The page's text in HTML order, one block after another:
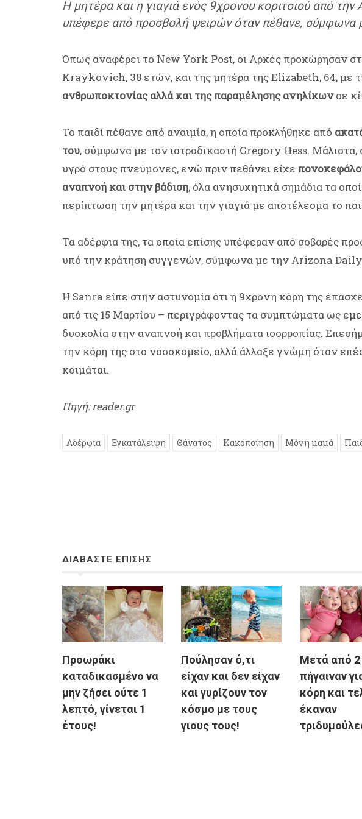
H μητέρα και η γιαγιά ενός 9χρονου κοριτσιού από
υπέφερε από προσβολή ψειρών όταν πέθανε, σύμφωνα
Όπως αναφέρει το New York Post, οι Αρχές προχώρησαν
Kraykovich, 38 ετών, και της μητέρα της Elizabeth, 64, με
ανθρωποκτονίας αλλά και της παραμέλησης ανηλίκωνσε
Το παιδί πέθανε από αναιμία, η οποία προκλήθηκε από
του, σύμφωνα με τον ιατροδικαστή Gregory Hess. Μάλιστα,
υγρό στους πνεύμονες, ενώ πριν πεθάνει είχε
αναπνοή και στην βάδιση, όλα ανησυχητικά σημάδια τα
περίπτωση την μητέρα και την γιαγιά με αποτέλεσμα το
Τα αδέρφια της, τα οποία επίσης υπέφεραν από σοβαρές
υπό την κράτηση συγγενών, σύμφωνα με την Arizona
Η Sanra είπε στην αστυνομία ότι η 9χρονη κόρη της
από τις 15 Μαρτίου – περιγράφοντας τα συμπτώματα ως
δυσκολία στην αναπνοή και προβλήματα ισορροπίας.
την κόρη της στο νοσοκομείο, αλλά άλλαξε γνώμη όταν
κοιμάται.
Πηγή: reader.gr
Αδέρφια Εγκατάλειψη Θάνατος Κακοποίηση Μόνη μαμά
ΔΙΑΒΑΣΤΕ ΕΠΙΣΗΣ
Προωράκι
καταδικασμένο να
μην ζήσει ούτε 1
λεπτό, γίνεται 1
έτους!
Πούλησαν ό,τι
είχαν και δεν είχαν
και γυρίζουν τον
κόσμο με τους
γιους τους!
Μετά από 2
πήγαιναν
κόρη και
έκαναν